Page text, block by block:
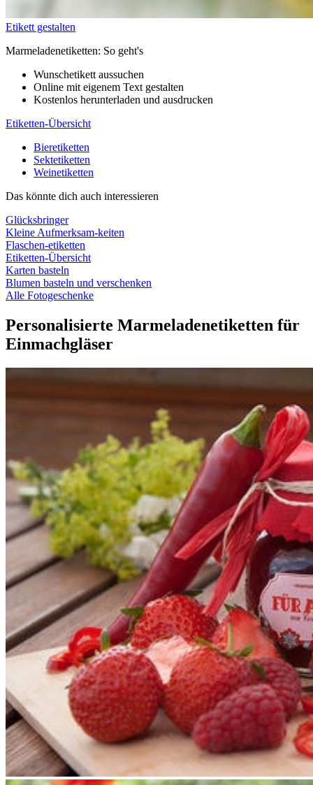
Etikett gestalten
Marmeladenetiketten: So geht's
Wunschetikett aussuchen
Online mit eigenem Text gestalten
Kostenlos herunterladen und ausdrucken
Etiketten-Übersicht
Bieretiketten
Sektetiketten
Weinetiketten
Das könnte dich auch interessieren
Glücksbringer
Kleine Aufmerksam-keiten
Flaschen-etiketten
Etiketten-Übersicht
Karten basteln
Blumen basteln und verschenken
Alle Fotogeschenke
Personalisierte Marmeladenetiketten für
Einmachgläser